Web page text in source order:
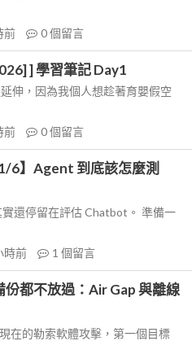
前 0個留言
] 學習筆記 Day1
伸，因為我個人想趁著育嬰假空
前 0個留言
6】Agent 到底該怎麼測
還停留在評估 Chatbot。 準備一
時前 1 個留言
都不放過：Air Gap 與離線
在的勒索軟體攻擊，第一個目標